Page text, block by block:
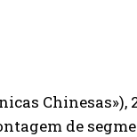
Chinesas»),
de